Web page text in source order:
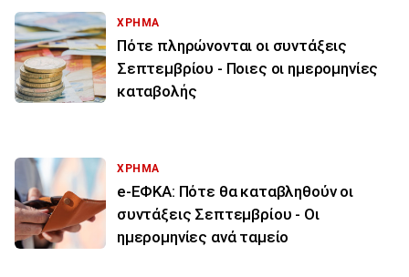
ΧΡΗΜΑ
Πότε πληρώνονται οι συντάξεις
Σεπτεμβρίου - Ποιες οι ημερομηνίες
καταβολής
ΧΡΗΜΑ
e-ΕΦΚΑ: Πότε θα καταβληθούν οι
συντάξεις Σεπτεμβρίου - Οι
ημερομηνίες ανά ταμείο